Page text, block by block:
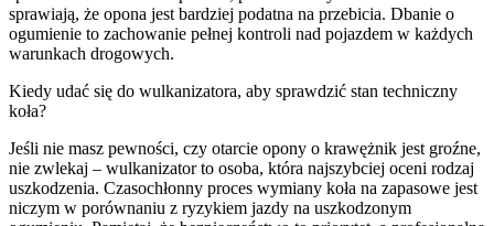
sprawiają, że opona jest bardziej podatna na przebicia. Dbanie o
ogumienie to zachowanie pełnej kontroli nad pojazdem w każdych
warunkach drogowych.
Kiedy udać się do wulkanizatora, aby sprawdzić stan techniczny
koła?
Jeśli nie masz pewności, czy otarcie opony o krawężnik jest groźne,
nie zwlekaj – wulkanizator to osoba, która najszybciej oceni rodzaj
uszkodzenia. Czasochłonny proces wymiany koła na zapasowe jest
niczym w porównaniu z ryzykiem jazdy na uszkodzonym